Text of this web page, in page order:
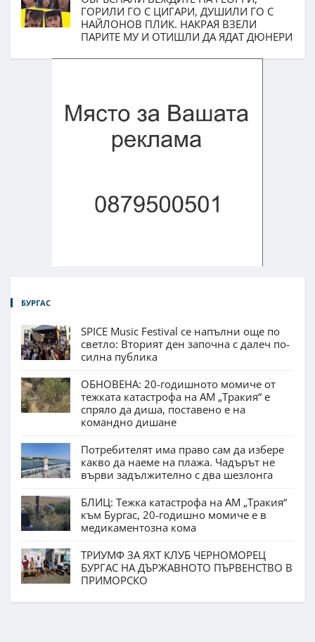
ГОРИЛИ ГО С ЦИГАРИ, ДУШИЛИ ГО С
НАЙЛОНОВ ПЛИК. НАКРАЯ ВЗЕЛИ
ПАРИТЕ МУ И ОТИШЛИ ДА ЯДАТ ДЮНЕРИ
БУРГАС
SPICE Music Festival се напълни още по
светло: Вторият ден започна с далеч по-
силна публика
ОБНОВЕНА: 20-годишното момиче от
тежката катастрофа на АМ „Тракия“ е
спряло да диша, поставено е на
командно дишане
Потребителят има право сам да избере
какво да наеме на плажа. Чадърът не
върви задължително с два шезлонга
БЛИЦ: Тежка катастрофа на АМ „Тракия“
към Бургас, 20-годишно момиче е в
медикаментозна кома
ТРИУМФ ЗА ЯХТ КЛУБ ЧЕРНОМОРЕЦ
БУРГАС НА ДЪРЖАВНОТО ПЪРВЕНСТВО В
ПРИМОРСКО